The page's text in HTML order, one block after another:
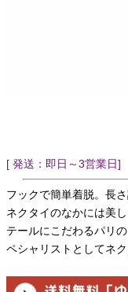
[ 発送：即日～3営業日]
フックで簡単着脱。長
ネクタイのなかには美
テールにこだわるパリ
ペシャリストとしてネ